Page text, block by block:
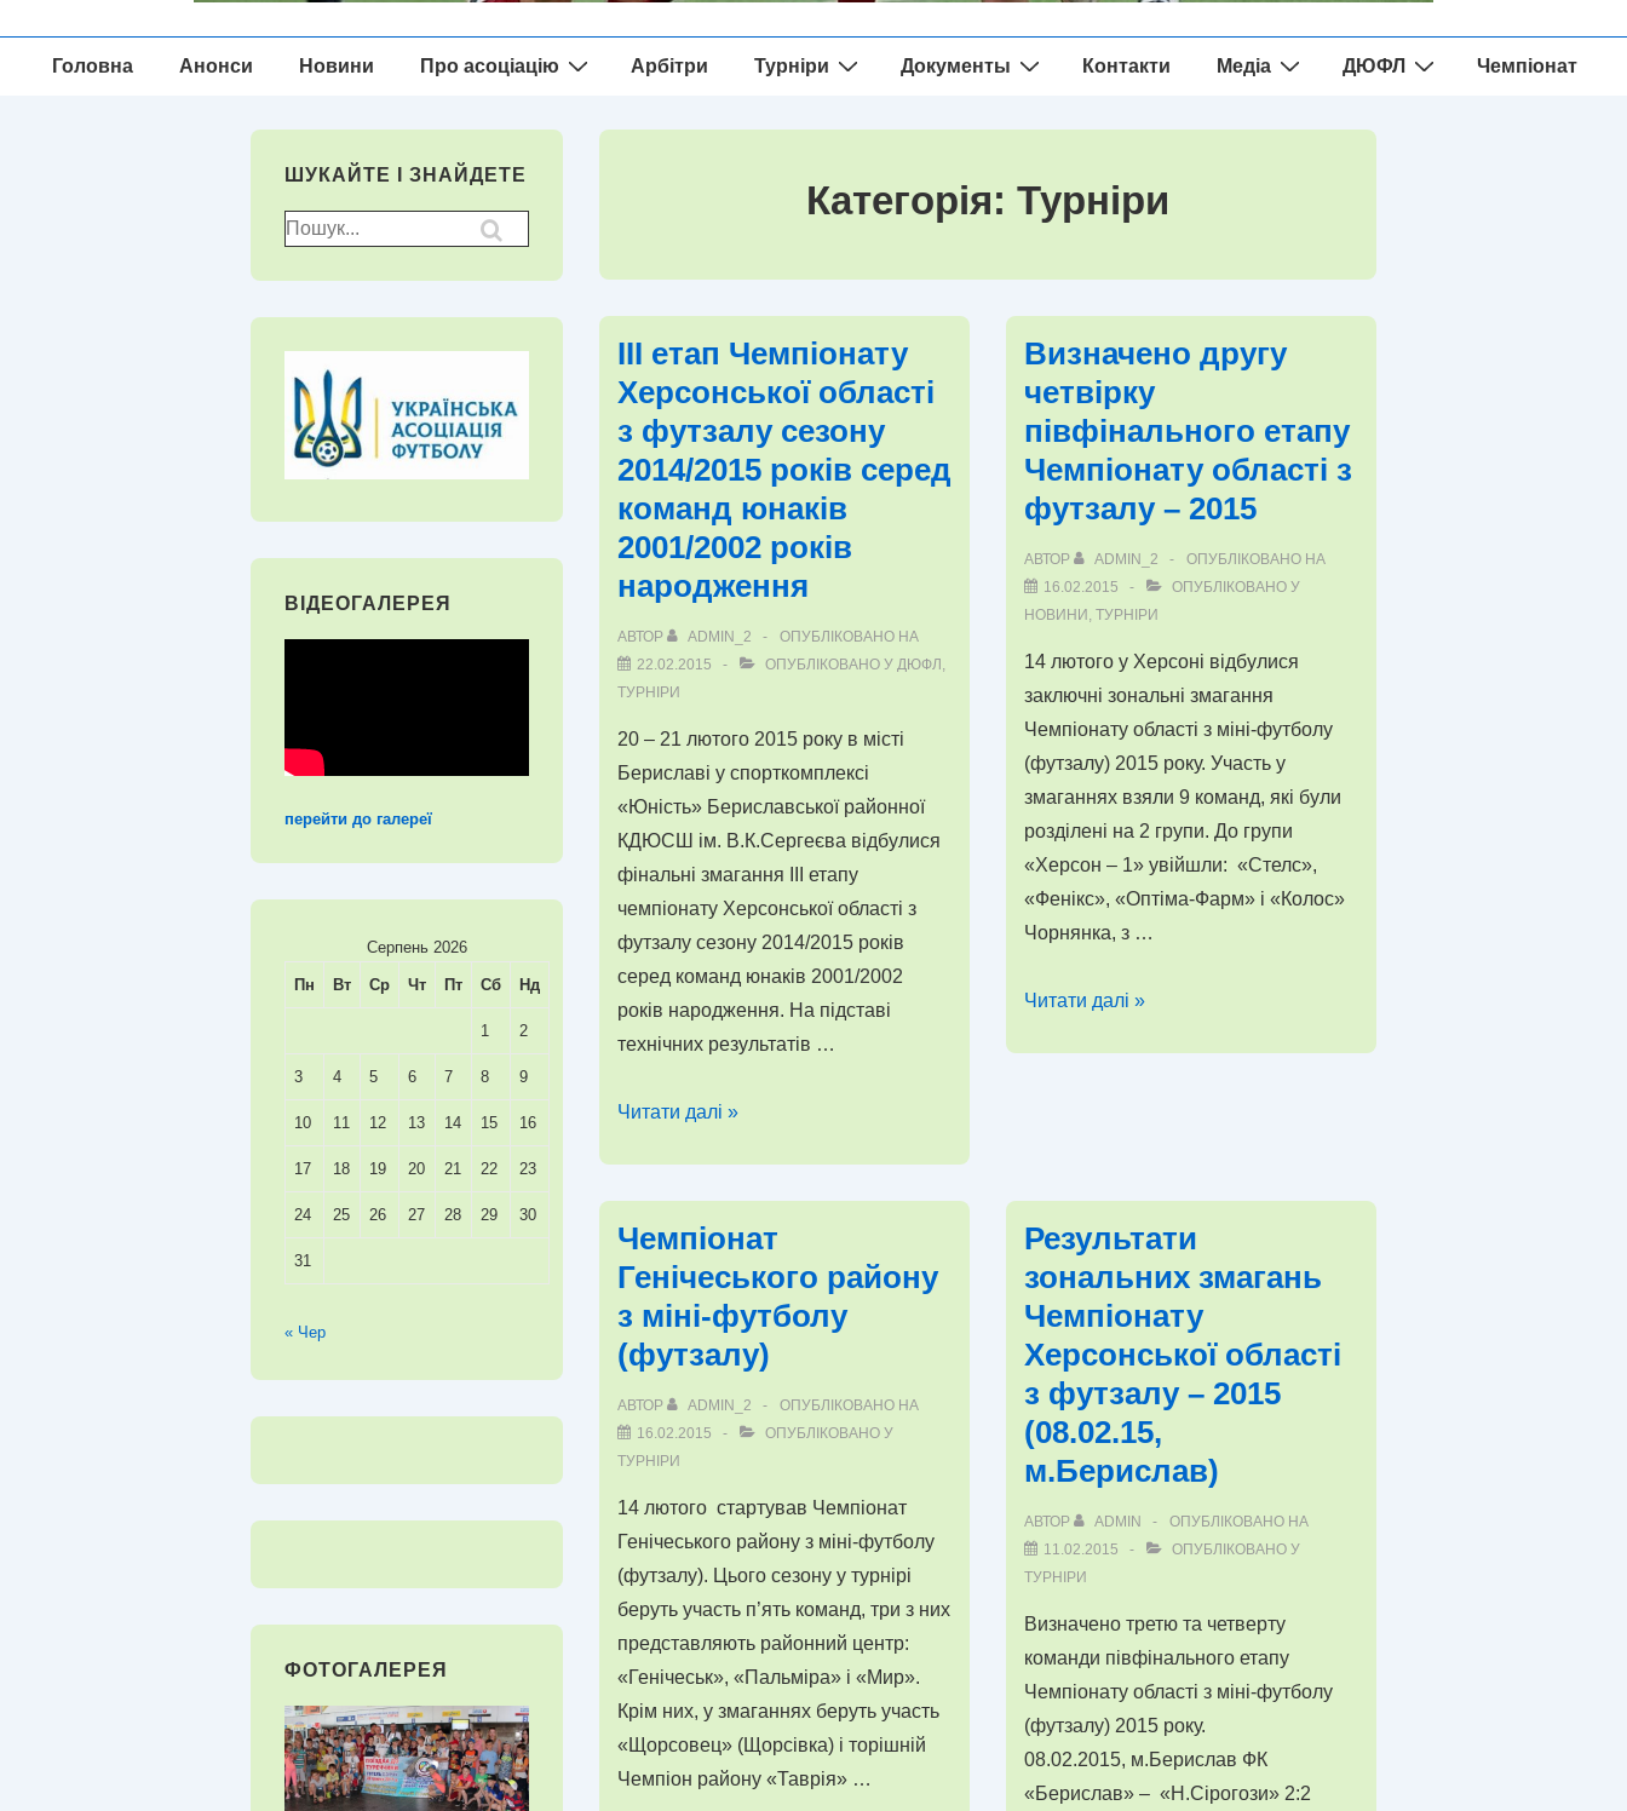
Головна
Головна Анонси Новини Про асоціацію Арбітри Турніри Документы Контакти Медіа ДЮФЛ Чемпіонат
Категорія: Турніри
ІІІ етап Чемпіонату
Херсонської області
з футзалу сезону
2014/2015 років серед
команд юнаків
2001/2002 років
народження
АВТОР ADMIN_2
ОПУБЛІКОВАНО НА
22.02.2015
ОПУБЛІКОВАНО У ДЮФЛ ,
ТУРНІРИ
20 – 21 лютого 2015 року в місті
Бериславі у спорткомплексі
«Юність» Бериславської районної
КДЮСШ ім. В.К.Сергеєва відбулися
фінальні змагання ІІІ етапу
чемпіонату Херсонської області з
футзалу сезону 2014/2015 років
серед команд юнаків 2001/2002
років народження. На підставі
технічних результатів …
ІІІ
області
футзалу
сезону
років
юнаків
2001/2002
років
народження
Читати далі »
Визначено другу
четвірку
півфінального етапу
Чемпіонату області з
футзалу – 2015
АВТОР ADMIN_2
ОПУБЛІКОВАНО НА
16.02.2015
ОПУБЛІКОВАНО У
НОВИНИ , ТУРНІРИ
14 лютого у Херсоні відбулися
заключні зональні змагання
Чемпіонату області з міні-футболу
(футзалу) 2015 року. Участь у
змаганнях взяли 9 команд, які були
розділені на 2 групи. До групи
«Херсон – 1» увійшли: «Стелс»,
«Фенікс», «Оптіма-Фарм» і «Колос»
Чорнянка, з …
Визначено
області
з
футзалу
–
Читати далі »
Чемпіонат
Генічеського району
з міні-футболу
(футзалу)
АВТОР ADMIN_2
ОПУБЛІКОВАНО НА
16.02.2015
ОПУБЛІКОВАНО У
ТУРНІРИ
14 лютого стартував Чемпіонат
Генічеського району з міні-футболу
(футзалу). Цього сезону у турнірі
беруть участь п’ять команд, три з них
представляють районний центр:
«Генічеськ», «Пальміра» і «Мир».
Крім них, у змаганнях беруть участь
«Щорсовец» (Щорсівка) і торішній
Чемпіон району «Таврія» …
Результати
зональних змагань
Чемпіонату
Херсонської області
з футзалу – 2015
(08.02.15,
м.Берислав)
АВТОР ADMIN
ОПУБЛІКОВАНО НА
11.02.2015
ОПУБЛІКОВАНО У
ТУРНІРИ
Визначено третю та четверту
команди півфінального етапу
Чемпіонату області з міні-футболу
(футзалу) 2015 року.
08.02.2015, м.Берислав ФК
«Берислав» – «Н.Сірогози» 2:2
ШУКАЙТЕ І ЗНАЙДЕТЕ
Пошук
для:
ВІДЕОГАЛЕРЕЯ
перейти до галереї
Серпень 2026
Пн Вт Ср Чт Пт Сб Нд
1 2
3 4 5 6 7 8 9
10 11 12 13 14 15 16
17 18 19 20 21 22 23
24 25 26 27 28 29 30
31
« Чер
ФОТОГАЛЕРЕЯ